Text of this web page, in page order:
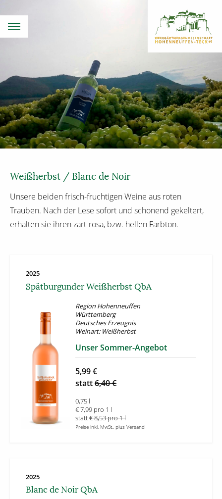
Weißherbst / Blanc de Noir
Unsere beiden frisch-fruchtigen Weine aus roten
Trauben. Nach der Lese sofort und schonend gekeltert,
erhalten sie ihren zart-rosa, bzw. hellen Farbton.
2025
Spätburgunder Weißherbst QbA
Region Hohenneuffen
Württemberg
Deutsches Erzeugnis
Weinart: Weißherbst
Unser Sommer-Angebot
5,99 €
statt6,40 €
0,75 l
€ 7,99 pro 1 l
statt€ 8,53 pro 1 l
Preise inkl. MwSt., plus Versand
2025
Blanc de Noir QbA